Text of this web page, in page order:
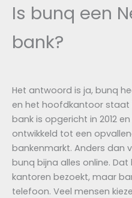
Is bunq een
bank?
Het antwoord is ja, bunq
en het hoofdkantoor staat
bank is opgericht in 2012
ontwikkeld tot een
bankenmarkt. Anders dan
bunq bijna alles online.
kantoren bezoekt, maar
telefoon. Veel mensen